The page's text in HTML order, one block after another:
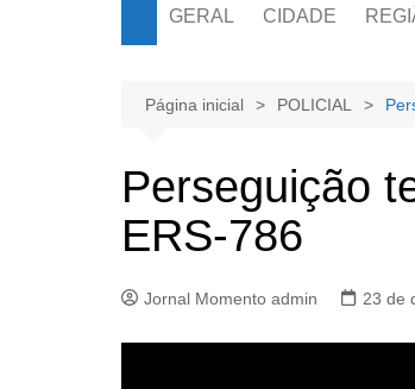
GERAL CIDADE
Página inicial POLICIAL
Perseguição
ERS-786
Jornal Momento admin 23 de